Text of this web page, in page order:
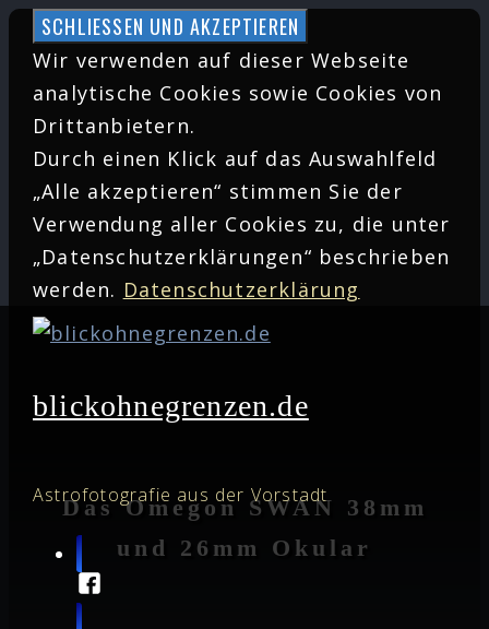
Zum
Inhalt
springen
Wir verwenden auf dieser Webseite
analytische Cookies sowie Cookies von
Drittanbietern.
Durch einen Klick auf das Auswahlfeld
„Alle akzeptieren“ stimmen Sie der
Verwendung aller Cookies zu, die unter
„Datenschutzerklärungen“ beschrieben
werden. Datenschutzerklärung
blickohnegrenzen.de
Astrofotografie aus der Vorstadt
Das Omegon SWAN 38mm
und 26mm Okular